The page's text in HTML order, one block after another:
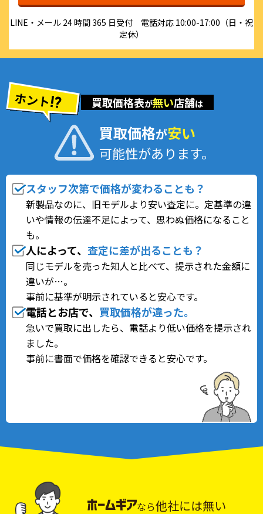
LINE・メール 24 時間 365 日受付 電話対応 10:00-17:00（日・祝
定休）
ホント 買取価格表が無い店舗は
買取価格が安い
可能性があります。
スタッフ次第で価格が変わることも？
新製品なのに、旧モデルより安い査定に。定基準の違
いや情報の伝達不足によって、思わぬ価格になること
も。
人によって、 査定に差が出ることも？
同じモデルを売った知人と比べて、提示された金額に
違いが…。
事前に基準が明示されていると安心です。
電話とお店で、 買取価格が違った。
急いで買取に出したら、電話より低い価格を提示され
ました。
事前に書面で価格を確認できると安心です。
なら他社には無い